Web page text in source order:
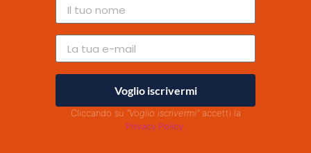
Voglio iscrivermi
Cliccando su "Voglio iscrivermi"accetti la
Privacy Policy.